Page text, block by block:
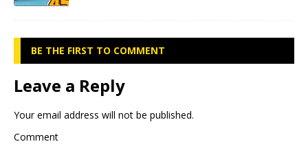
BE THE FIRST TO COMMENT
Leave a Reply
Your email address will not be published.
Comment